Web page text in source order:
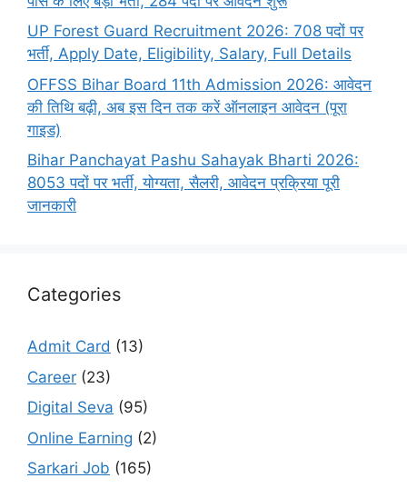
UP Forest Guard Recruitment 2026: 708 पदों पर
भर्ती, Apply Date, Eligibility, Salary, Full Details
OFFSS Bihar Board 11th Admission 2026: आवेदन
की तिथि बढ़ी, अब इस दिन तक करें ऑनलाइन आवेदन (पूरा
गाइड)
Bihar Panchayat Pashu Sahayak Bharti 2026:
8053 पदों पर भर्ती, योग्यता, सैलरी, आवेदन प्रक्रिया पूरी
जानकारी
Categories
Admit Card (13)
Career (23)
Digital Seva (95)
Online Earning (2)
Sarkari Job (165)